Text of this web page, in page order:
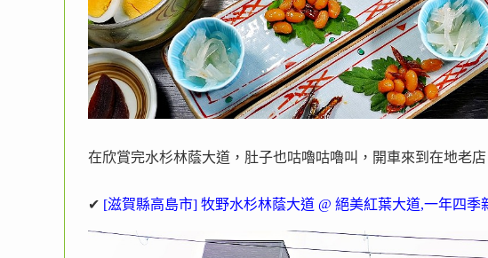
在欣賞完水杉林蔭大道，肚子也咕嚕咕嚕叫，開車來到在地老店
✔ [滋賀縣高島市] 牧野水杉林蔭大道 @ 絕美紅葉大道,一年四季